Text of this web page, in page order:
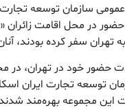
سازمان توسعه
در محل اقامت زائران
تهران سفر کرده بودند،
حضور خود در تهران، در
توسعه تجارت ایران
این مجموعه بهره‌مند